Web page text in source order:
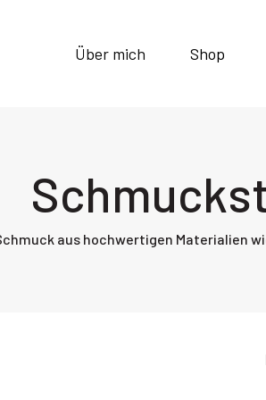
Über mich Shop
aus hochwertigen Materialien